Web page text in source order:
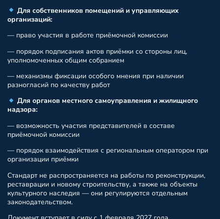
Для собственников помещений и управляющих
организаций:
— право участия в работе приёмочной комиссии
— порядок подписания актов приёмки со стороны лиц,
уполномоченных общим собранием
— механизмы фиксации особого мнения при наличии
разногласий по качеству работ
Для органов местного самоуправления и жилищного
надзора:
— возможность участия представителей в составе
приёмочной комиссии
— порядок взаимодействия с региональным оператором при
организации приёмки
Стандарт не распространяется на работы по реконструкции,
реставрации и новому строительству, а также на объекты
культурного наследия — они регулируются отдельным
законодательством.